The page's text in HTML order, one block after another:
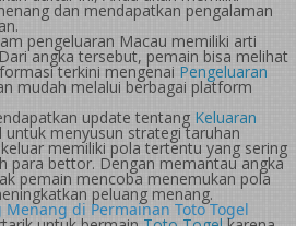
dan mendapatkan pengalaman
pengeluaran Macau memiliki arti
angka tersebut, pemain bisa melihat
terkini mengenai Pengeluaran
mudah melalui berbagai platform
update tentang Keluaran
untuk menyusun strategi taruhan
memiliki pola tertentu yang sering
para bettor. Dengan memantau angka
pemain mencoba menemukan pola
peluang menang.
di Permainan Toto Togel